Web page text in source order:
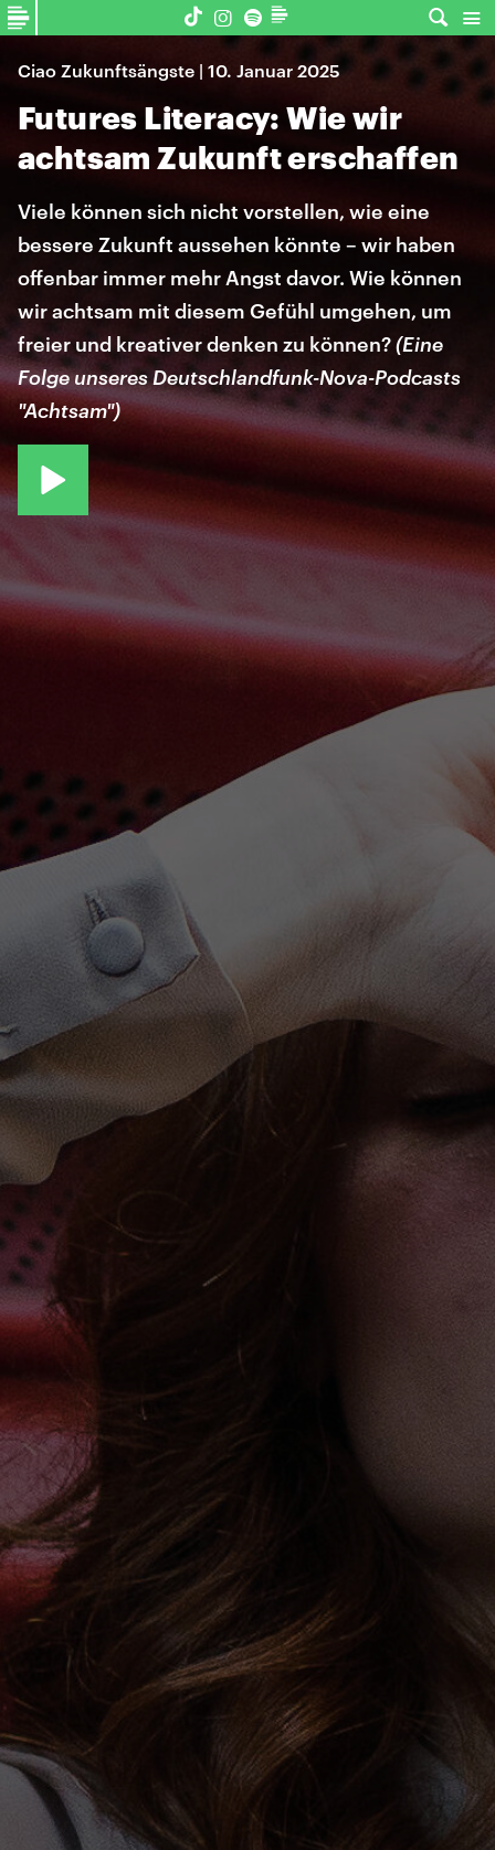
Ciao Zukunftsängste | 10. Januar 2025
Futures Literacy: Wie wir
achtsam Zukunft erschaffen
Viele können sich nicht vorstellen, wie eine
bessere Zukunft aussehen könnte – wir haben
offenbar immer mehr Angst davor. Wie können
wir achtsam mit diesem Gefühl umgehen, um
freier und kreativer denken zu können?(Eine
Folge unseres Deutschlandfunk-Nova-Podcasts
"Achtsam")